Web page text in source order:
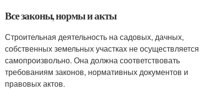
Все законы, нормы и акты
Строительная деятельность на садовых, дачных,
собственных земельных участках не осуществляется
самопроизвольно. Она должна соответствовать
требованиям законов, нормативных документов и
правовых актов.